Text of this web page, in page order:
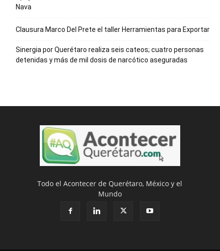
Nava
Clausura Marco Del Prete el taller Herramientas para Exportar
Sinergia por Querétaro realiza seis cateos; cuatro personas
detenidas y más de mil dosis de narcótico aseguradas
Todo el Acontecer de Querétaro, México y el
Mundo